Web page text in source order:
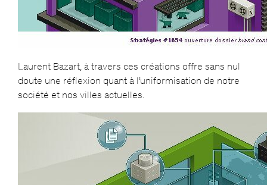
Laurent Bazart, à travers ces créations offre sans nul
doute une réflexion quant à l’uniformisation de notre
société et nos villes actuelles.